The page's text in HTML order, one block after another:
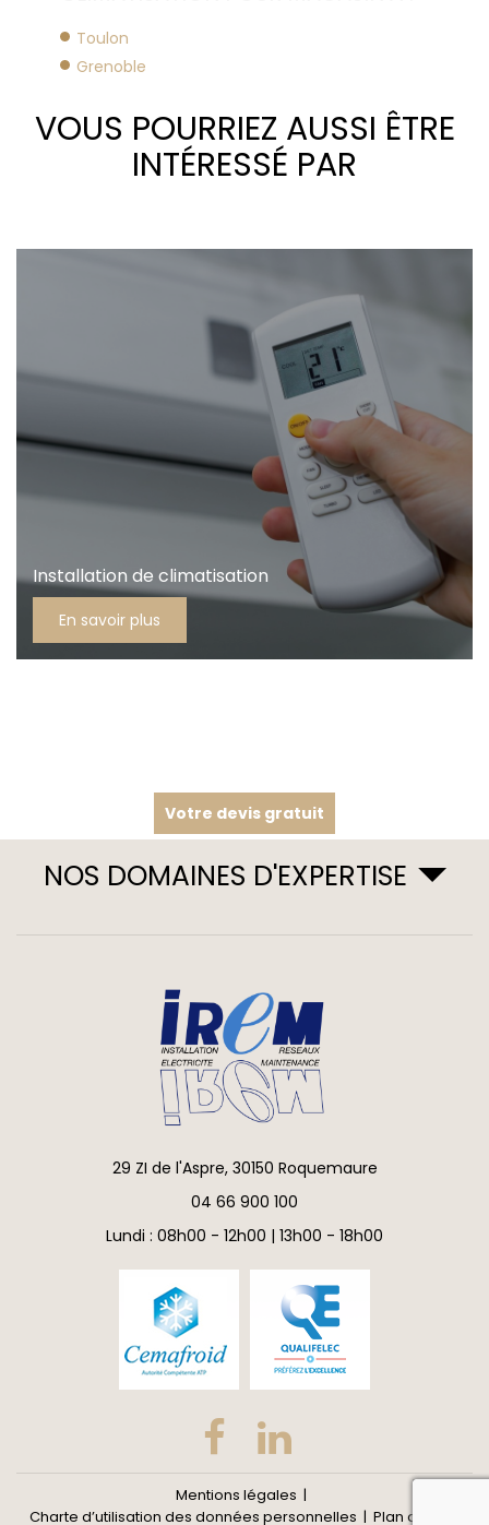
Toulon
Grenoble
VOUS POURRIEZ AUSSI ÊTRE
INTÉRESSÉ PAR
Installation de climatisation
En savoir plus
Votre devis gratuit
NOS DOMAINES D'EXPERTISE
29 ZI de l'Aspre, 30150 Roquemaure
04 66 900 100
Lundi : 08h00 - 12h00 | 13h00 - 18h00
Mentions légales
Charte d’utilisation des données personnelles
Plan du site